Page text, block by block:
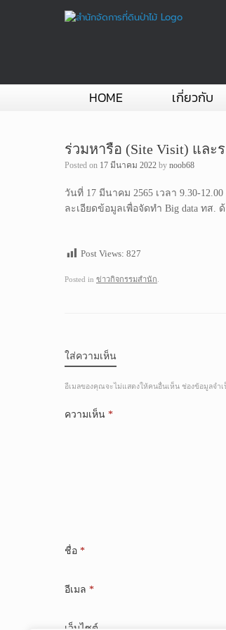
HOME เกี่ยวกับ
ร่วมหารือ (Site Visit) แล
Posted on 17 มีนาคม 2022 by noob68
วันที่ 17 มีนาคม 2565 เวลา 9.30-
ละเอียดข้อมูลเพื่อจัดทำ Big data ท
Post Views: 827
Posted in ข่าวกิจกรรมสำนัก
ใส่ความเห็น
อีเมลของคุณจะไม่แสดงให้คนอื่นเห็น ช่องข้อมูลจำ
ความเห็น *
ชื่อ *
อีเมล *